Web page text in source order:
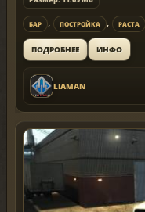
БАР , ПОСТРОЙКА , РАСТА
ПОДРОБНЕЕ ИНФО
LIAMAN